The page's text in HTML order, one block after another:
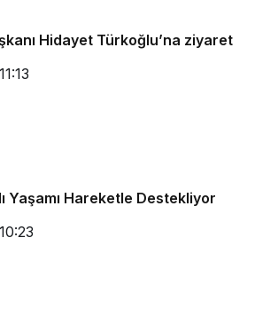
Hidayet Türkoğlu’na ziyaret
Yaşamı Hareketle Destekliyor